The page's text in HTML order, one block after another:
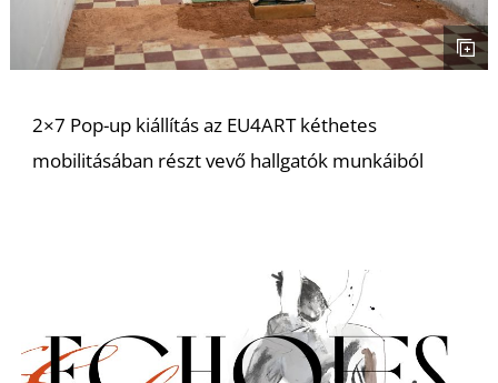
2×7 Pop-up kiállítás az EU4ART kéthetes
mobilitásában részt vevő hallgatók munkáiból